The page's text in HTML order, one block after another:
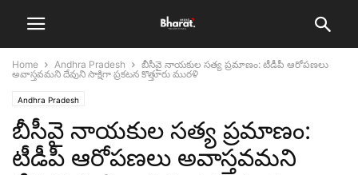
Home Andhra Pradesh
బీసీవై నాయకుల సత్య ప్రమాణం: టీడీపీ ఆరోపణలు
అవాస్తవమని దేవుని సాక్షిగా ప్రకటన కొత్తూరు మురళి
Andhra Pradesh
బీసీవై నాయకుల సత్య ప్రమాణం:
టీడీపీ ఆరోపణలు అవాస్తవమని